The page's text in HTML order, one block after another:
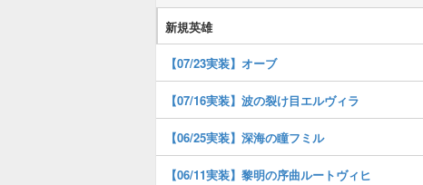
新規英雄
【07/23実装】オーブ
【07/16実装】波の裂け目エルヴィラ
【06/25実装】深海の瞳フミル
【06/11実装】黎明の序曲ルートヴィヒ